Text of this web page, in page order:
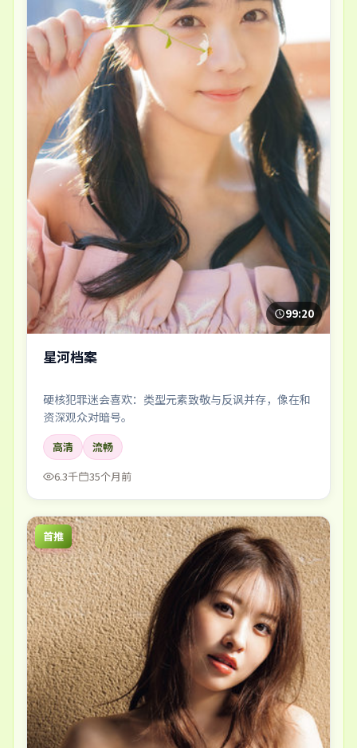
99:20
星河档案
硬核犯罪迷会喜欢：类型元素致敬与反讽并存，像在和
资深观众对暗号。
高清
流畅
6.3千
35个月前
首推